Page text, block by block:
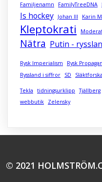
Familjenamn
FamilyTreeDNA
Is hockey Johan III Karin
Kleptokrati
Nätra Putin -
Rysk Imperialism Rysk
Ryssland i siffror SD
Tekla tidningsurklipp Tjällberg
webbutik Zelensky
© 2021